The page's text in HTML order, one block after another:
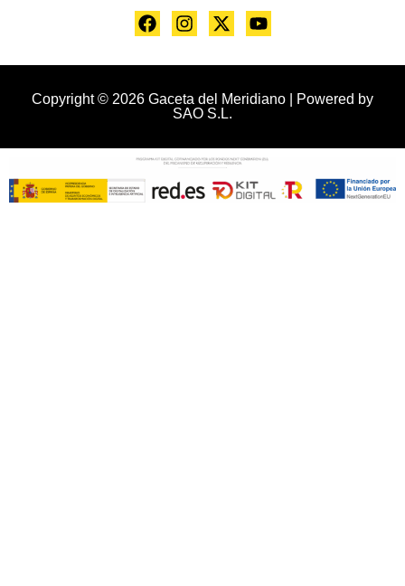
Copyright © 2026 Gaceta del Meridiano | Powered by
SAO S.L.